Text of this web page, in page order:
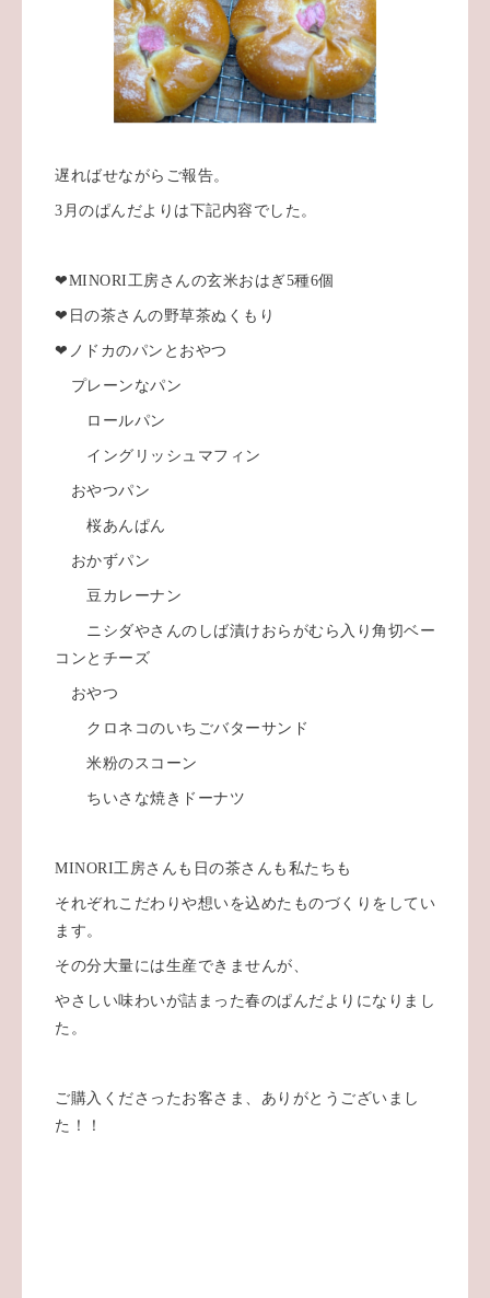
遅ればせながらご報告。
3月のぱんだよりは下記内容でした。
❤︎MINORI工房さんの玄米おはぎ5種6個
❤︎日の茶さんの野草茶ぬくもり
❤︎ノドカのパンとおやつ
プレーンなパン
ロールパン
イングリッシュマフィン
おやつパン
桜あんぱん
おかずパン
豆カレーナン
ニシダやさんのしば漬けおらがむら入り角切ベー
コンとチーズ
おやつ
クロネコのいちごバターサンド
米粉のスコーン
ちいさな焼きドーナツ
MINORI工房さんも日の茶さんも私たちも
それぞれこだわりや想いを込めたものづくりをしてい
ます。
その分大量には生産できませんが、
やさしい味わいが詰まった春のぱんだよりになりまし
た。
ご購入くださったお客さま、ありがとうございまし
た！！